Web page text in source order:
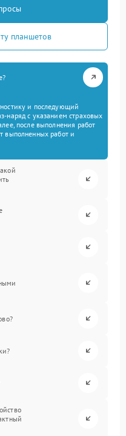
планшетов
и последующий
наряд с указанием страховых
после выполнения работ
выполненных работ и